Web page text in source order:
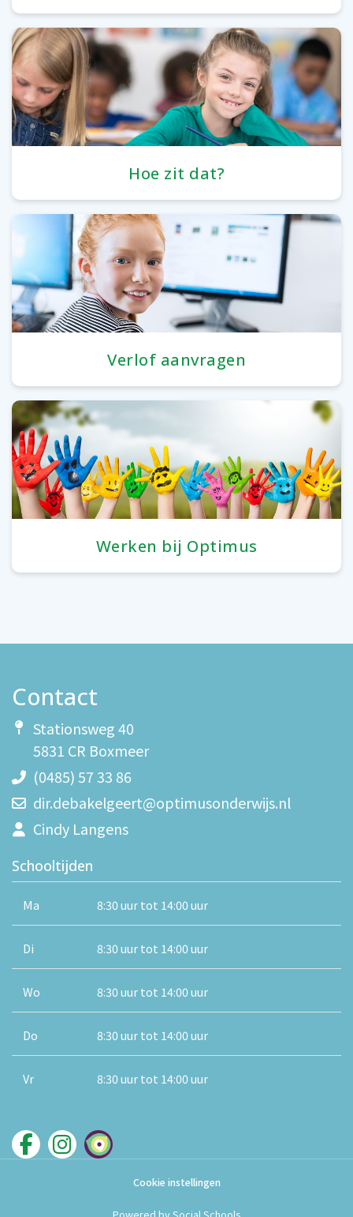
Hoe zit dat?
Verlof aanvragen
Werken bij Optimus
Contact
Stationsweg 40
5831 CR Boxmeer
(0485) 57 33 86
dir.debakelgeert@optimusonderwijs.nl
Cindy Langens
Schooltijden
Ma 8:30 uur tot 14:00 uur
Di 8:30 uur tot 14:00 uur
Wo 8:30 uur tot 14:00 uur
Do 8:30 uur tot 14:00 uur
Vr 8:30 uur tot 14:00 uur
Cookie instellingen